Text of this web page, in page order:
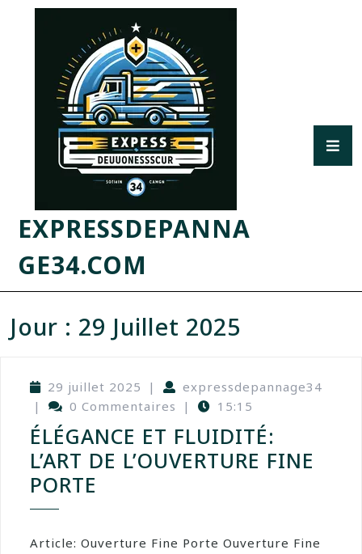
EXPRESSDEPANNA
GE34.COM
Jour : 29 Juillet 2025
29 juillet 2025 |
expressdepannage34
|
0 Commentaires | 15:15
ÉLÉGANCE ET FLUIDITÉ:
L’ART DE L’OUVERTURE FINE
PORTE
Article: Ouverture Fine Porte Ouverture Fine